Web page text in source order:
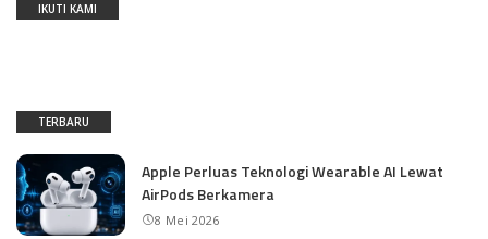
IKUTI KAMI
TERBARU
Apple Perluas Teknologi Wearable AI Lewat
AirPods Berkamera
8 Mei 2026